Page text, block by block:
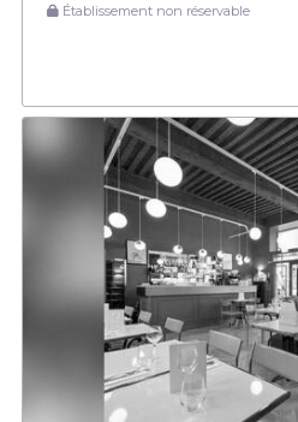
Établissement non réservable